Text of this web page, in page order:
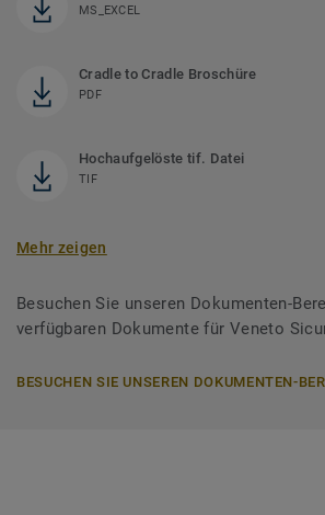
MS_EXCEL
Cradle to Cradle Broschüre
PDF
Hochaufgelöste tif. Datei
TIF
Mehr zeigen
Besuchen Sie unseren Dokumenten-
verfügbaren Dokumente für Veneto
BESUCHEN SIE UNSEREN DOKUMENTEN-